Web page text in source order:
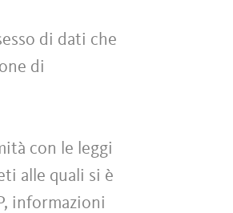
di dati che
di
con le leggi
alle quali si è
informazioni